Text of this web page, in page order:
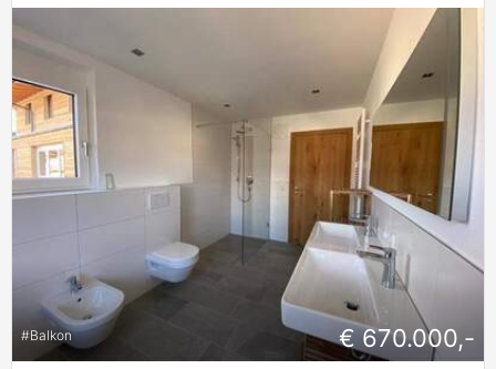
#Balkon € 670.000,-